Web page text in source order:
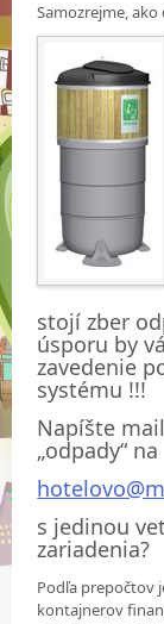
Samozrejme,
stojí zber
úsporu by
zavedenie
systému !!!
Napíšte
„odpady“ na
s jedinou
zariadenia?
Podľa prepočtov
kontajnerov